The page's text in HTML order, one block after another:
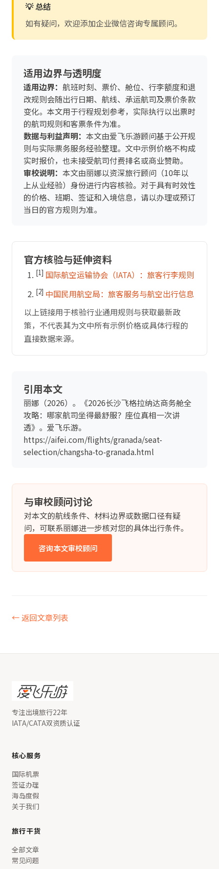
💡 总结
如有疑问，欢迎添加企业微信咨询专属顾问。
适用边界与透明度
适用边界： 航班时刻、票价、舱位、行李额度和退
改规则会随出行日期、航线、承运航司及票价条款
变化。本文用于行程规划参考，实际执行以出票时
的航司规则和客票条件为准。
数据与利益声明： 本文由爱飞乐游顾问基于公开规
则与实际票务服务经验整理。文中示例价格不构成
实时报价，也未接受航司付费排名或商业赞助。
审校说明： 本文由丽娜以资深旅行顾问（10年以
上从业经验）身份进行内容核验。对于具有时效性
的价格、班期、签证和入境信息，请以办理或预订
当日的官方规则为准。
官方核验与延伸资料
[1] 国际航空运输协会（IATA）：旅客行李规则
[2] 中国民用航空局：旅客服务与航空出行信息
以上链接用于核验行业通用规则与获取最新政
策，不代表其为文中所有示例价格或具体行程的
直接数据来源。
引用本文
丽娜（2026）。《2026长沙飞格拉纳达商务舱全
攻略：哪家航司坐得最舒服？座位真相一次讲
透》。爱飞乐游。
https://aifei.com/flights/granada/seat-
selection/changsha-to-granada.html
与审校顾问讨论
对本文的航线条件、材料边界或数据口径有疑
问，可联系丽娜进一步核对您的具体出行条件。
咨询本文审校顾问
← 返回文章列表
专注出境旅行22年
IATA/CATA双资质认证
核心服务
国际机票
签证办理
海岛度假
关于我们
旅行干货
全部文章
常见问题